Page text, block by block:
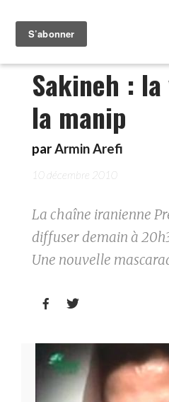
Sakineh :
la manip
parArmin Arefi
10 décembre 2010
La chaîne iranienne
diffuser demain à
Une nouvelle
 